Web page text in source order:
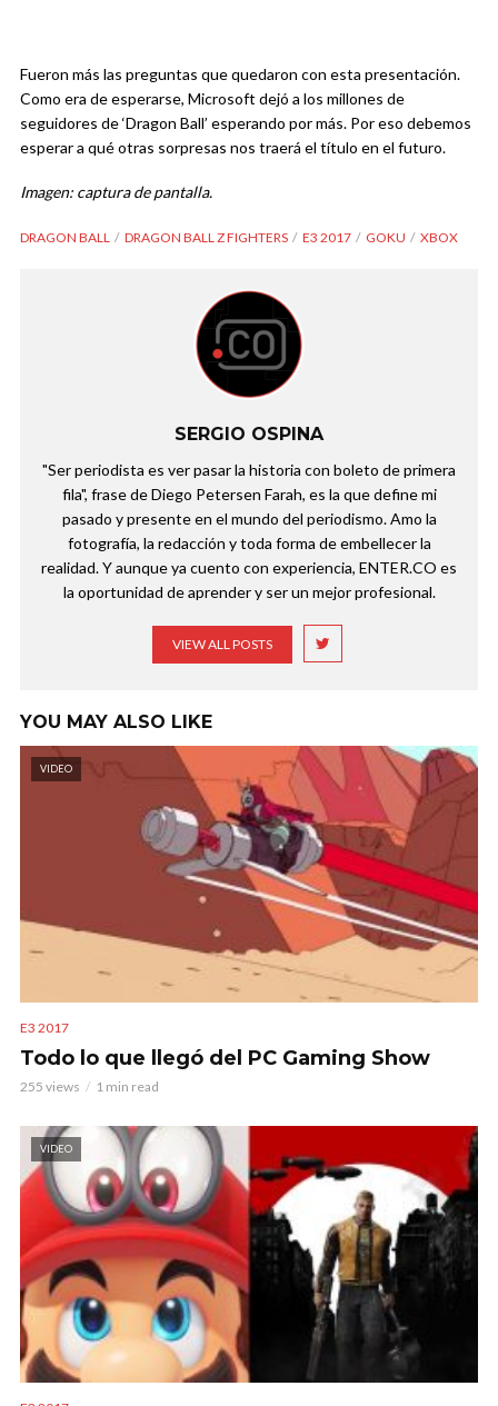
Fueron más las preguntas que quedaron con esta presentación.
Como era de esperarse, Microsoft dejó a los millones de
seguidores de ‘Dragon Ball’ esperando por más. Por eso debemos
esperar a qué otras sorpresas nos traerá el título en el futuro.
Imagen: captura de pantalla.
DRAGON BALL DRAGON BALL Z FIGHTERS E3 2017 GOKU XBOX
SERGIO OSPINA
"Ser periodista es ver pasar la historia con boleto de primera
fila", frase de Diego Petersen Farah, es la que define mi
pasado y presente en el mundo del periodismo. Amo la
fotografía, la redacción y toda forma de embellecer la
realidad. Y aunque ya cuento con experiencia, ENTER.CO es
la oportunidad de aprender y ser un mejor profesional.
VIEW ALL POSTS
YOU MAY ALSO LIKE
VIDEO
E3 2017
Todo lo que llegó del PC Gaming Show
255 views 1 min read
VIDEO